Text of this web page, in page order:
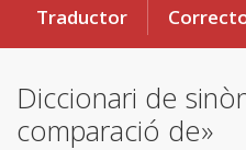
Traductor
Diccionari de
comparació de»